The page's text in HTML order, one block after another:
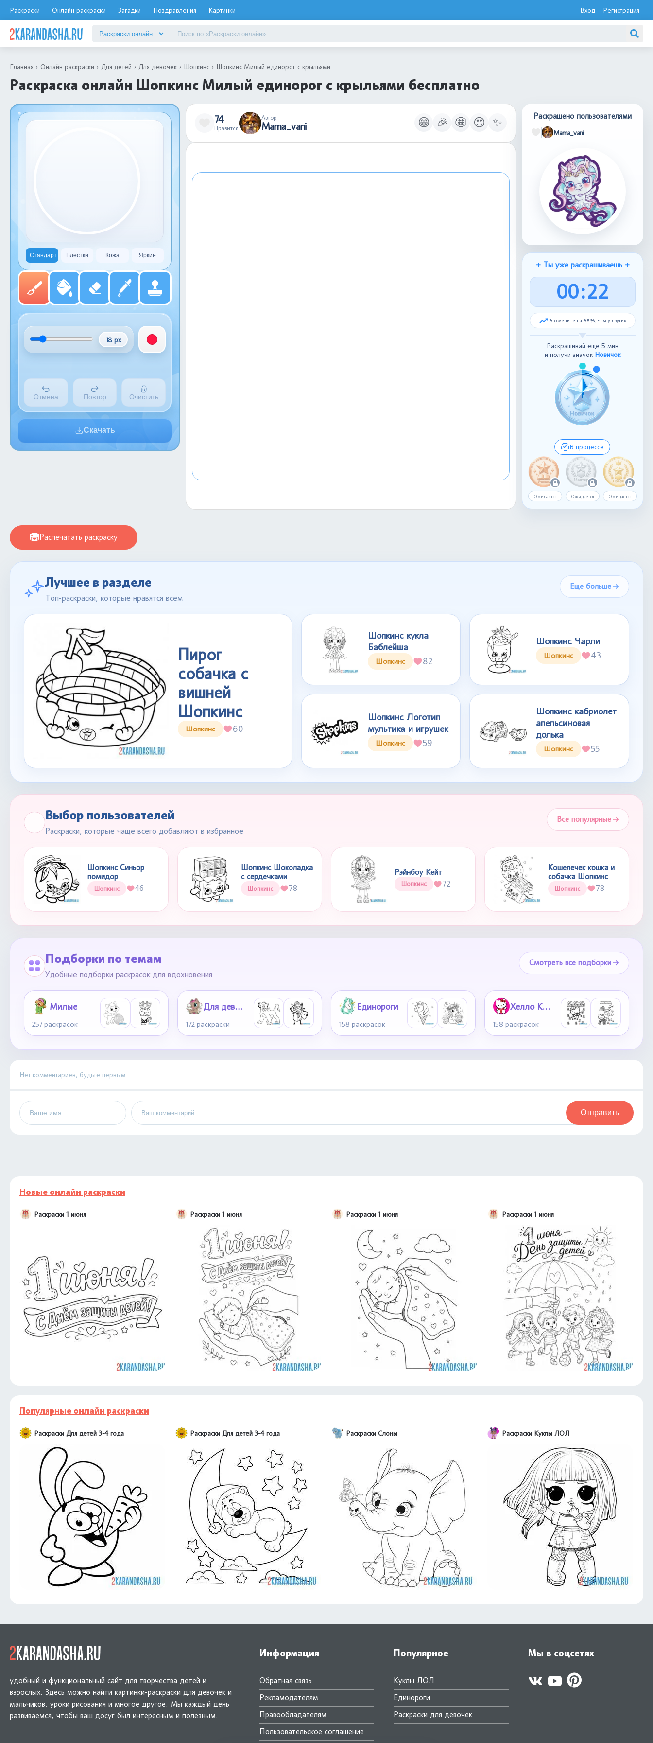
Раскраски Онлайн раскраски Загадки Поздравления Картинки Вход Регистрация
Главная Онлайн раскраски Для детей Для девочек Шопкинс Шопкинс Милый единорог с крыльями
Раскраска онлайн Шопкинс Милый единорог с крыльями бесплатно
Стандарт Блестки Кожа Яркие
18 px
Отмена Повтор Очистить
Скачать
74
Нравится
Автор
Mama_vani 😁 🎉 🤩 😍 ✨ Раскрашено пользователями
Mama_vani
+ Ты уже раскрашиваешь +
00:23
Это меньше на 98%, чем у других
Раскрашивай еще 5 мин
и получи значок Новичок
В процессе
Ожидается Ожидается Ожидается
Распечатать раскраску
Лучшее в разделе
Топ-раскраски, которые нравятся всем
Еще больше
Пирог
собачка с
вишней
Шопкинс
Шопкинс 60
Шопкинс кукла
Баблейша
Шопкинс 82
Шопкинс Чарли
Шопкинс 43
Шопкинс Логотип
мультика и игрушек
Шопкинс 59
Шопкинс кабриолет
апельсиновая
долька
Шопкинс 55
Выбор пользователей
Раскраски, которые чаще всего добавляют в избранное
Все популярные
Шопкинс Синьор
помидор
Шопкинс 46
Шопкинс Шоколадка
с сердечками
Шопкинс 78
Рэйнбоу Кейт
Шопкинс 72
Кошелечек кошка и
собачка Шопкинс
Шопкинс 78
Подборки по темам
Удобные подборки раскрасок для вдохновения
Смотреть все подборки
Милые
257 раскрасок
Для девочек 6-7 лет
172 раскраски
Единороги
158 раскрасок
Хелло Китти
158 раскрасок
Нет комментариев, будьте первым
Отправить
Новые онлайн раскраски
Раскраски 1 июня Раскраски 1 июня Раскраски 1 июня Раскраски 1 июня
Популярные онлайн раскраски
Раскраски Для детей 3-4 года Раскраски Для детей 3-4 года Раскраски Слоны Раскраски Куклы ЛОЛ
удобный и функциональный сайт для творчества детей и
взрослых. Здесь можно найти картинки-раскраски для девочек и
мальчиков, уроки рисования и многое другое. Мы каждый день
развиваемся, чтобы ваш досуг был интересным и полезным.
Информация
Обратная связь
Рекламодателям
Правообладателям
Пользовательское соглашение
Популярное
Куклы ЛОЛ
Единороги
Раскраски для девочек
Мы в соцсетях